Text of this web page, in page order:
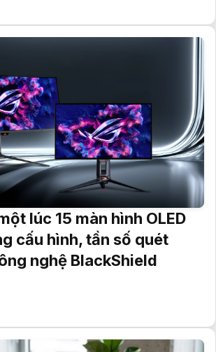
lúc 15 màn hình OLED
cấu hình, tần số quét
nghệ BlackShield